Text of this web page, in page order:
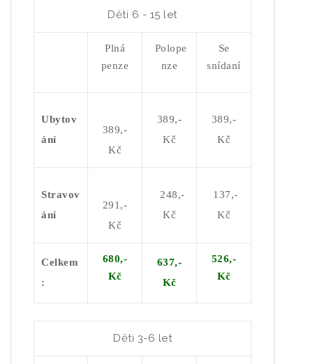
Děti 6 - 15 let
Plná
penze
Polope
nze
Se
snídaní
Ubytov
ání
389,-
Kč
389,-
Kč
389,-
Kč
Stravov
ání
291,-
Kč
248,-
Kč
137,-
Kč
Celkem
:
680,-
Kč
637,-
Kč
526,-
Kč
Děti 3-6 let